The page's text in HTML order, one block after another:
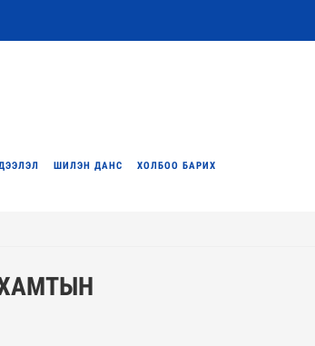
ШИЛЭН ДАНС ХОЛБОО БАРИХ